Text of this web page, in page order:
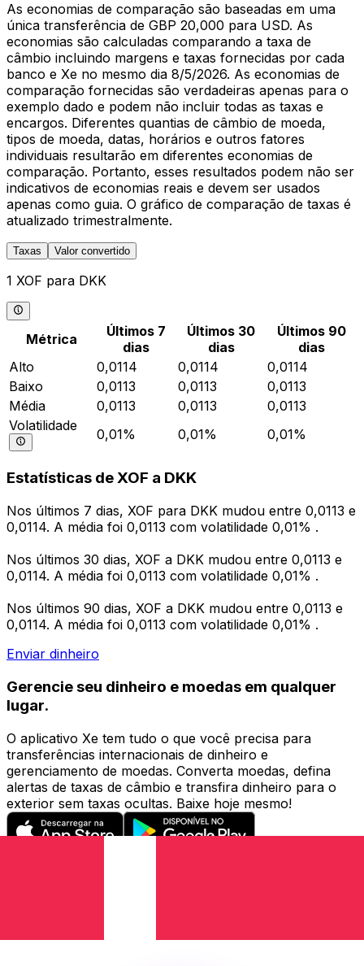
As economias de comparação são baseadas em uma
única transferência de GBP 20,000 para USD. As
economias são calculadas comparando a taxa de
câmbio incluindo margens e taxas fornecidas por cada
banco e Xe no mesmo dia 8/5/2026. As economias de
comparação fornecidas são verdadeiras apenas para o
exemplo dado e podem não incluir todas as taxas e
encargos. Diferentes quantias de câmbio de moeda,
tipos de moeda, datas, horários e outros fatores
individuais resultarão em diferentes economias de
comparação. Portanto, esses resultados podem não ser
indicativos de economias reais e devem ser usados
apenas como guia. O gráfico de comparação de taxas é
atualizado trimestralmente.
Taxas Valor convertido
1 XOF para DKK
Métrica
Últimos 7
dias
Últimos 30
dias
Últimos 90
dias
Alto
0,0114 0,0114
0,0114
Baixo
0,0113 0,0113
0,0113
Média
0,0113 0,0113
0,0113
Volatilidade
0,01% 0,01% 0,01%
Estatísticas de XOF a DKK
Nos últimos 7 dias, XOF para DKK mudou entre 0,0113 e
0,0114. A média foi 0,0113 com volatilidade 0,01% .
Nos últimos 30 dias, XOF a DKK mudou entre 0,0113 e
0,0114. A média foi 0,0113 com volatilidade 0,01% .
Nos últimos 90 dias, XOF a DKK mudou entre 0,0113 e
0,0114. A média foi 0,0113 com volatilidade 0,01% .
Enviar dinheiro
Gerencie seu dinheiro e moedas em qualquer
lugar.
O aplicativo Xe tem tudo o que você precisa para
transferências internacionais de dinheiro e
gerenciamento de moedas. Converta moedas, defina
alertas de taxas de câmbio e transfira dinheiro para o
exterior sem taxas ocultas. Baixe hoje mesmo!